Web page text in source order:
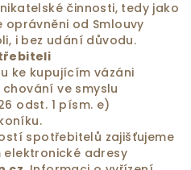
činnosti, tedy jako
oprávněni od Smlouvy
i bez udání důvodu.
ke kupujícím vázáni
ve smyslu
odst. 1 písm. e)
spotřebitelů zajišťujeme
adresy